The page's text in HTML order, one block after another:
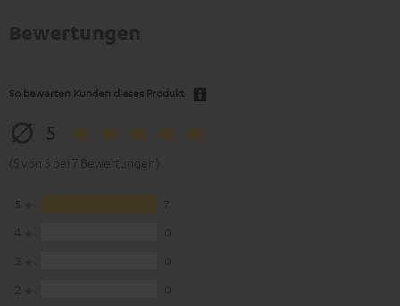
So bewerten Kunden dieses Produkt